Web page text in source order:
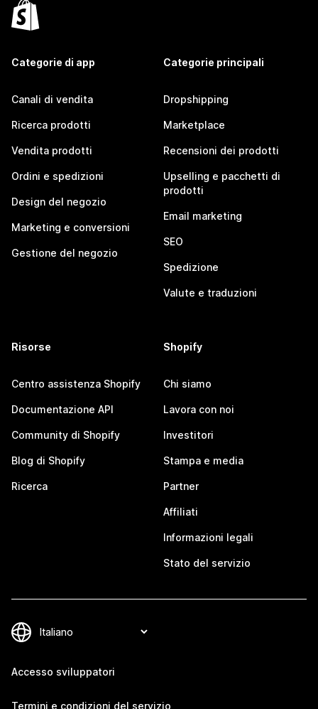
Categorie di app
Canali di vendita
Ricerca prodotti
Vendita prodotti
Ordini e spedizioni
Design del negozio
Marketing e conversioni
Gestione del negozio
Categorie principali
Dropshipping
Marketplace
Recensioni dei prodotti
Upselling e pacchetti di
prodotti
Email marketing
SEO
Spedizione
Valute e traduzioni
Risorse
Centro assistenza Shopify
Documentazione API
Community di Shopify
Blog di Shopify
Ricerca
Shopify
Chi siamo
Lavora con noi
Investitori
Stampa e media
Partner
Affiliati
Informazioni legali
Stato del servizio
Accesso sviluppatori
Termini e condizioni del servizio